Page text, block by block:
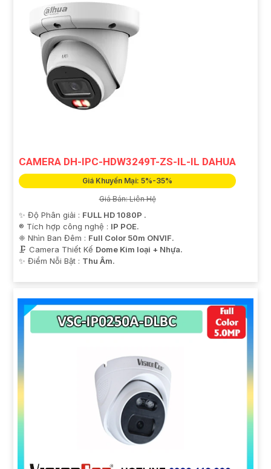
CAMERA DH-IPC-HDW3249T-ZS-IL-IL DAHUA
Giá Khuyến Mại: 5%-35%
Giá Bán: Liên Hệ
✨ Độ Phân giải : FULL HD 1080P .
®️ Tích hợp công nghệ : IP POE.
❈ Nhìn Ban Đêm : Full Color 50m ONVIF.
🗜️ Camera Thiết Kế Dome Kim loại + Nhựa.
️✨ Điểm Nỗi Bật : Thu Âm.